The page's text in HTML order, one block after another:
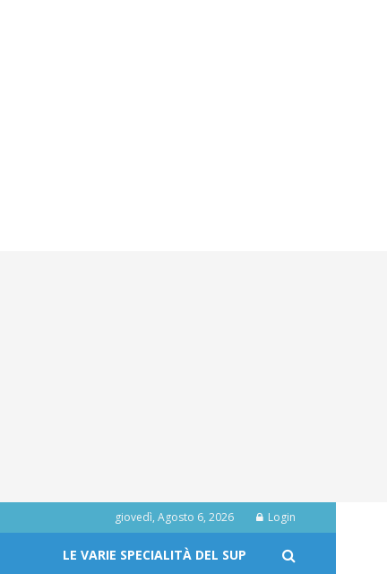
giovedì, Agosto 6, 2026 Login
LE VARIE SPECIALITÀ DEL SUP